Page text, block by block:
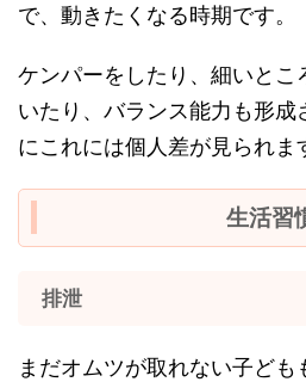
で、動きたくなる時期です。
ケンパーをしたり、細いとこ
いたり、バランス能力も形
にこれには個人差が見られま
生活習
排泄
まだオムツが取れない子ども